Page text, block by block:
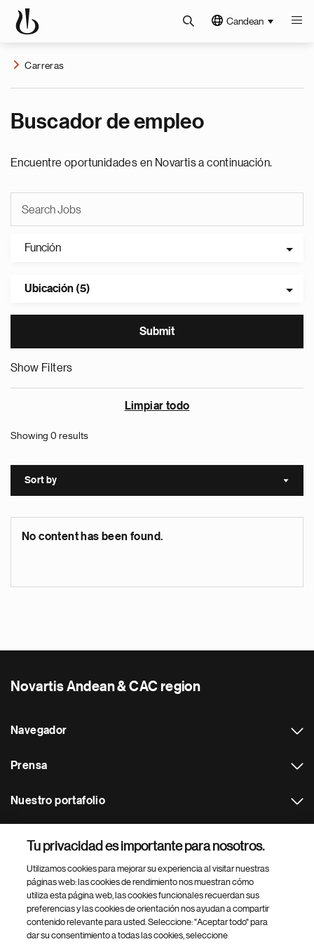
Candean
Carreras
Buscador de empleo
Encuentre oportunidades en Novartis a continuación.
Función
Ubicación (5)
Show Filters
Limpiar todo
Showing 0 results
Sort by Sort
No content has been found.
Novartis Andean & CAC region
Navegador
Prensa
Nuestro portafolio
Footer Site Search
Tu privacidad es importante para nosotros.
Utilizamos cookies para mejorar su experiencia al visitar nuestras
páginas web: las cookies de rendimiento nos muestran cómo
utiliza esta página web, las cookies funcionales recuerdan sus
preferencias y las cookies de orientación nos ayudan a compartir
contenido relevante para usted. Seleccione: "Aceptar todo" para
dar su consentimiento a todas las cookies, seleccione